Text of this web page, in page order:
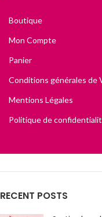
Boutique
Mon Compte
Panier
Conditions générales de
Mentions Légales
Politique de
RECENT POSTS